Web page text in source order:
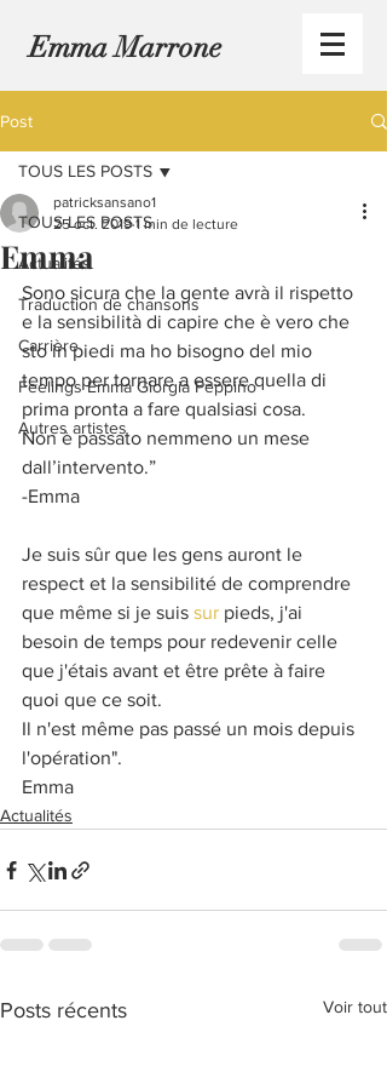
Emma Marrone
Post
TOUS LES POSTS
Actualités
Traduction de chansons
Carrière
Feelings Emma Giorgia Peppino
Autres artistes
TOUS LES POSTS
Emma
patricksansano1
25 oct. 2019 1 min de lecture
Sono sicura che la gente avrà il rispetto
e la sensibilità di capire che è vero che
sto in piedi ma ho bisogno del mio
tempo per tornare a essere quella di
prima pronta a fare qualsiasi cosa.
Non è passato nemmeno un mese
dall’intervento.”
-Emma
Je suis sûr que les gens auront le
respect et la sensibilité de comprendre
que même si je suis sur pieds, j'ai
besoin de temps pour redevenir celle
que j'étais avant et être prête à faire
quoi que ce soit.
Il n'est même pas passé un mois depuis
l'opération".
Emma
Actualités
Posts récents Voir tout